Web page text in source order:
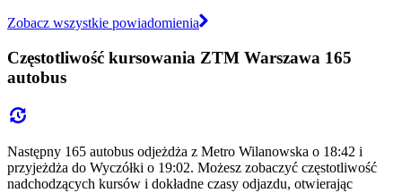
Zobacz wszystkie powiadomienia
Częstotliwość kursowania ZTM Warszawa 165
autobus
Następny 165 autobus odjeżdża z Metro Wilanowska o 18:42 i
przyjeżdża do Wyczółki o 19:02. Możesz zobaczyć częstotliwość
nadchodzących kursów i dokładne czasy odjazdu, otwierając